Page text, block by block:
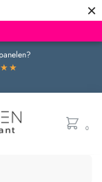
×
0
van circa 3 weken